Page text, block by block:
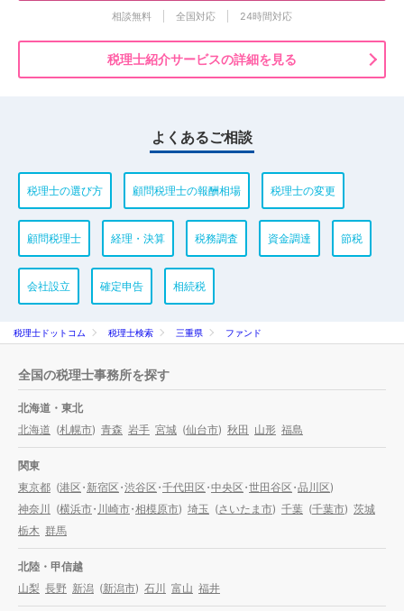
相談無料 全国対応 24時間対応
税理士紹介サービスの詳細を見る
よくあるご相談
税理士の選び方 顧問税理士の報酬相場 税理士の変更
顧問税理士 経理・決算 税務調査 資金調達 節税
会社設立 確定申告 相続税
税理士ドットコム 税理士検索 三重県 ファンド
全国の税理士事務所を探す
北海道・東北
北海道 (札幌市) 青森 岩手 宮城 (仙台市) 秋田 山形 福島
関東
東京都 (港区・新宿区・渋谷区・千代田区・中央区・世田谷区・品川区)
神奈川
(横浜市・川崎市・相模原市) 埼玉 (さいたま市) 千葉 (千葉市) 茨城
栃木 群馬
北陸・甲信越
山梨 長野 新潟 (新潟市) 石川 富山 福井